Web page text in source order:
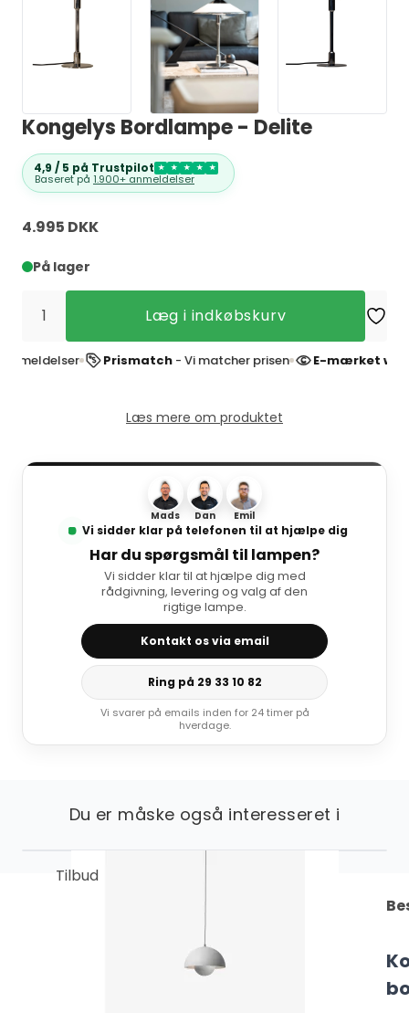
Kongelys Bordlampe - Delite
4,9 / 5 på Trustpilot ★ ★ ★ ★ ★
Baseret på 1.900+ anmeldelser
4.995 DKK
På lager
Læg i indkøbskurv
Prismatch- Vi matcher prisen E-mærket webshop
Læs mere om produktet
Mads Dan Emil
Vi sidder klar på telefonen til at hjælpe dig
Har du spørgsmål til lampen?
Vi sidder klar til at hjælpe dig med
rådgivning, levering og valg af den
rigtige lampe.
Kontakt os via email
Ring på 29 33 10 82
Vi svarer på emails inden for 24 timer på
hverdage.
Du er måske også interesseret i
Tilbud